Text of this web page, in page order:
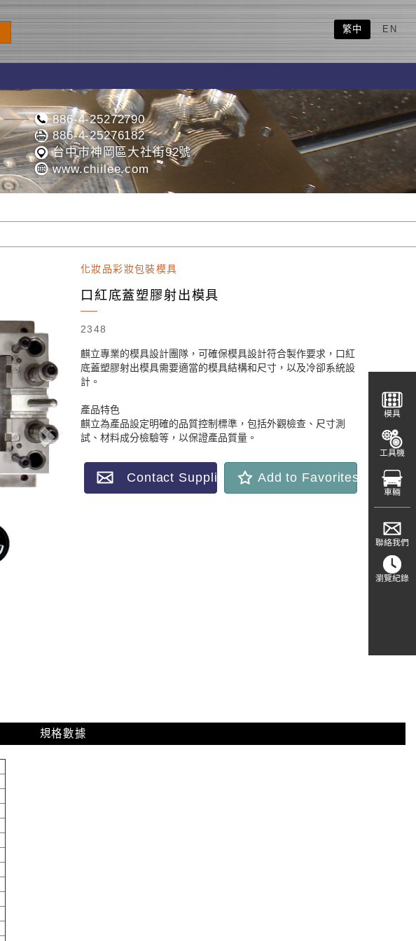
繁中 EN
886-4-25272790
886-4-25276182
台中市神岡區大社街92號
www.chiilee.com
化妝品彩妝包裝模具
口紅底蓋塑膠射出模具
2348
麒立專業的模具設計團隊，可確保模具設計符合製作要求，口紅
底蓋塑膠射出模具需要適當的模具結構和尺寸，以及冷卻系統設
計。
產品特色
麒立為產品設定明確的品質控制標準，包括外觀檢查、尺寸測
試、材料成分檢驗等，以保證產品質量。
Contact Supplier Add to Favorites
規格數據
模具
工具機
車輛
聯絡我們
瀏覽紀錄